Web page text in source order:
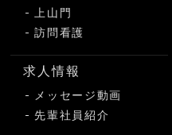
上山門
訪問看護
求人情報
メッセージ動画
先輩社員紹介